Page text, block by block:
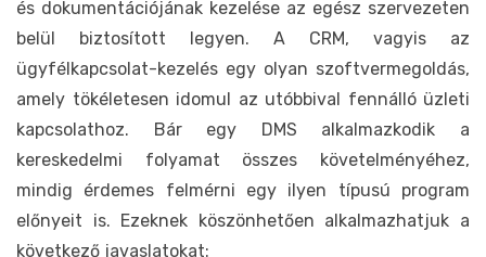
és dokumentációjának kezelése az egész szervezeten
belül biztosított legyen. A CRM, vagyis az
ügyfélkapcsolat-kezelés egy olyan szoftvermegoldás,
amely tökéletesen idomul az utóbbival fennálló üzleti
kapcsolathoz. Bár egy DMS alkalmazkodik a
kereskedelmi folyamat összes követelményéhez,
mindig érdemes felmérni egy ilyen típusú program
előnyeit is. Ezeknek köszönhetően alkalmazhatjuk a
következő javaslatokat: